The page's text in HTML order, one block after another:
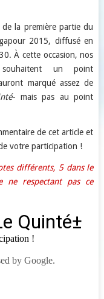
la première partie du
2015, diffusé en
À cette occasion, nos
un point
marqué assez de
mais pas au point
de cet article et
votre participation !
différents, 5 dans le
ne respectant pas ce